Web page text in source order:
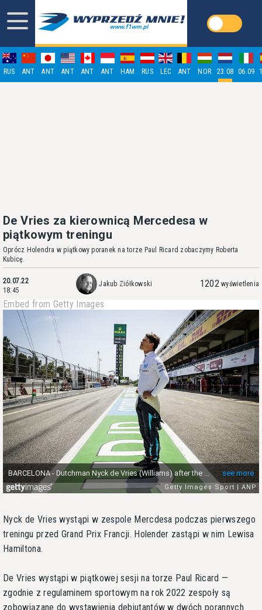
RUS ANT ANT ANT ANT ANT HAM RUS LEC ANT NOR 23.08 06.09
De Vries za kierownicą Mercedesa w
piątkowym treningu
Oprócz Holendra w piątkowy poranek na torze Paul Ricard zobaczymy Roberta
Kubicę.
20.07.22
18:45
Jakub Ziółkowski 1202 wyświetlenia
Embed from Getty Images
Nyck de Vries wystąpi w zespole Mercdesa podczas pierwszego
treningu przed Grand Prix Francji. Holender zastąpi w nim Lewisa
Hamiltona.
De Vries wystąpi w piątkowej sesji na torze Paul Ricard —
zgodnie z regulaminem sportowym na rok 2022 zespoły są
zobowiązane do wystawienia debiutantów w dwóch porannych